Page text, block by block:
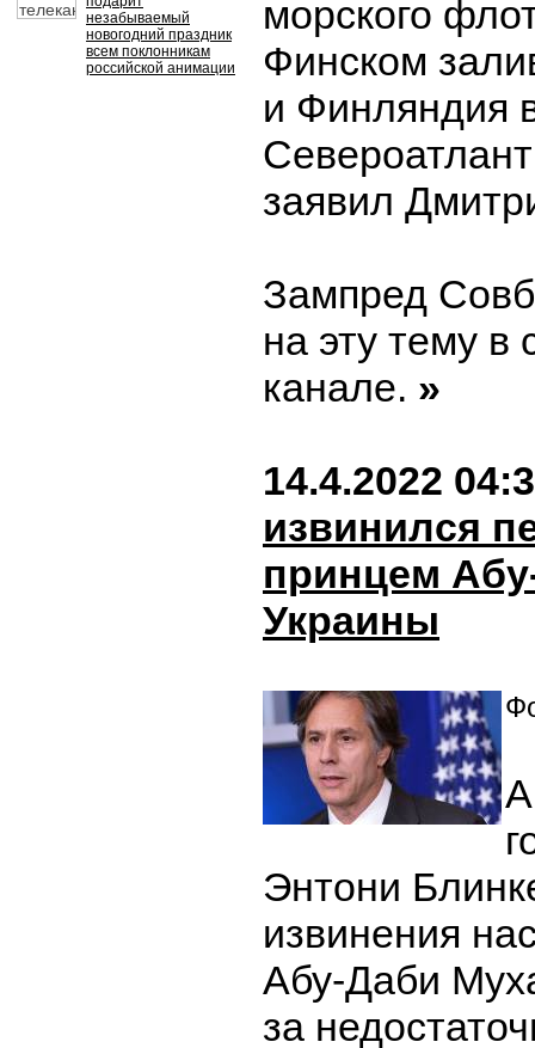
незабываемый
новогодний праздник
всем поклонникам
российской анимации
морского
Финском
и Финляндия
заявил
Зампред
на эту тему в
канале. »
14.4.2022
извинился
принцем
Украины
Энтони
извинения
Абу-Даби
за